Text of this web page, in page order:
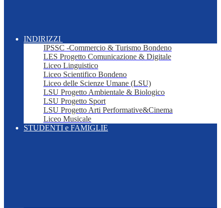
INDIRIZZI
IPSSC -Commercio & Turismo Bondeno
LES Progetto Comunicazione & Digitale
Liceo Linguistico
Liceo Scientifico Bondeno
Liceo delle Scienze Umane (LSU)
LSU Progetto Ambientale & Biologico
LSU Progetto Sport
LSU Progetto Arti Performative&Cinema
Liceo Musicale
STUDENTI e FAMIGLIE